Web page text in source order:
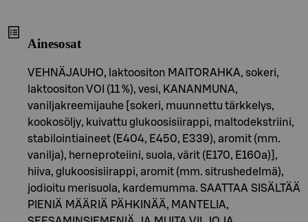
Ainesosat
VEHNÄJAUHO, laktoositon MAITORAHKA, sokeri,
laktoositon VOI (11 %), vesi, KANANMUNA,
vaniljakreemijauhe [sokeri, muunnettu tärkkelys,
kookosöljy, kuivattu glukoosisiirappi, maltodekstriini,
stabilointiaineet (E404, E450, E339), aromit (mm.
vanilja), herneproteiini, suola, värit (E170, E160a)],
hiiva, glukoosisiirappi, aromit (mm. sitrushedelmä),
jodioitu merisuola, kardemumma. SAATTAA SISÄLTÄÄ
PIENIÄ MÄÄRIÄ PÄHKINÄÄ, MANTELIA,